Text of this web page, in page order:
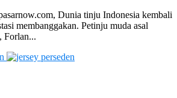
Dunia tinju Indonesia kembali
membanggakan. Petinju muda asal
Forlan...